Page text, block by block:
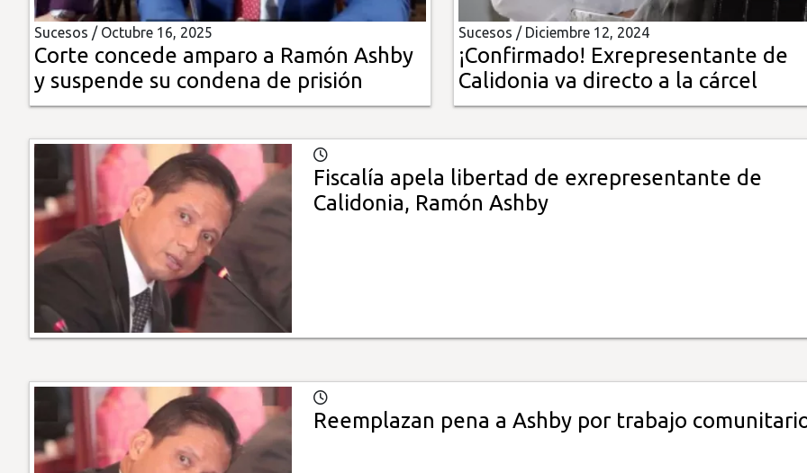
Multimedia
Impreso
Sucesos / Octubre 16, 2025
Corte concede amparo a Ramón Ashby
y suspende su condena de prisión
Sucesos / Diciembre 12, 2024
¡Confirmado! Exrepresentante de
Calidonia va directo a la cárcel
Fiscalía apela libertad de exrepresentante de
Calidonia, Ramón Ashby
Reemplazan pena a Ashby por trabajo